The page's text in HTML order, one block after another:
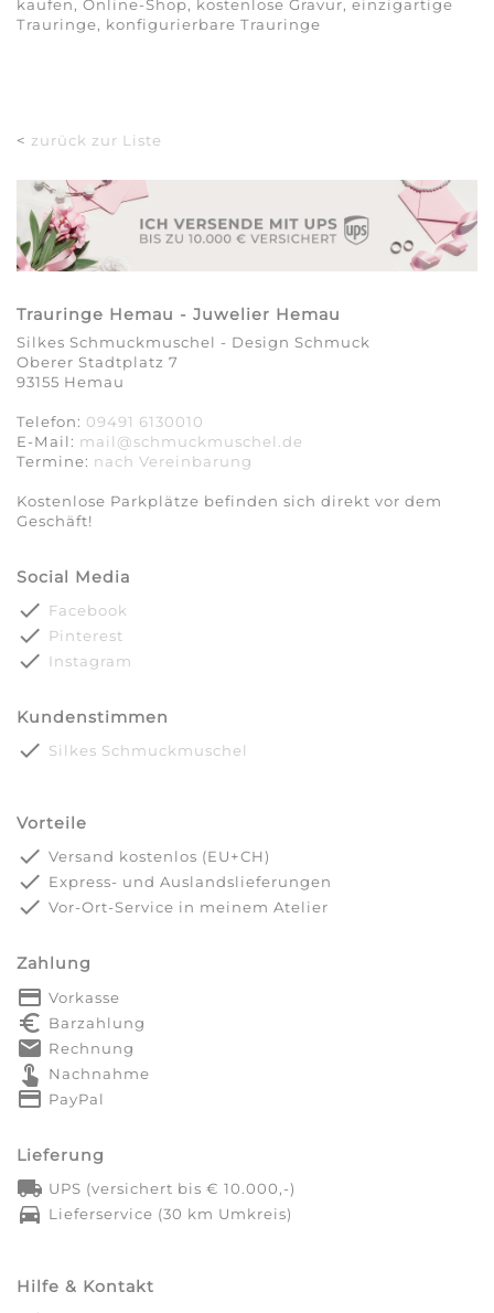
kaufen, Online-Shop, kostenlose Gravur, einzigartige
Trauringe, konfigurierbare Trauringe
< zurück zur Liste
Trauringe Hemau - Juwelier Hemau
Silkes Schmuckmuschel - Design Schmuck
Oberer Stadtplatz 7
93155 Hemau
Telefon: 09491 6130010
E-Mail: mail@schmuckmuschel.de
Termine: nach Vereinbarung​​​​​​​
Kostenlose Parkplätze befinden sich direkt vor dem
Geschäft!
Social Media
done Facebook
done Pinterest
done Instagram
Kundenstimmen
done Silkes Schmuckmuschel
Vorteile
done Versand kostenlos (EU+CH)
done Express- und Auslandslieferungen
done Vor-Ort-Service in meinem Atelier
Zahlung
payment Vorkasse
euro_symbol Barzahlung
markunread Rechnung
touch_app Nachnahme
credit_card PayPal
Lieferung
local_shipping UPS (versichert bis € 10.000,-)
directions_car Lieferservice (30 km Umkreis)
Hilfe & Kontakt